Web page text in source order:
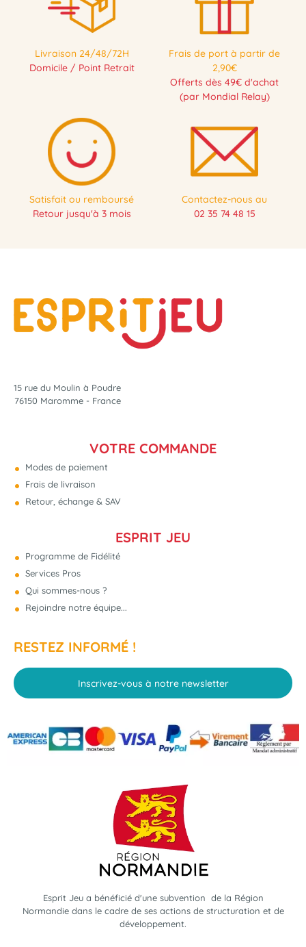
Livraison 24/48/72H
Domicile / Point Retrait
Frais de port à partir de
2,90€
Offerts dès 49€ d'achat
(par Mondial Relay)
Satisfait ou remboursé
Retour jusqu'à 3 mois
Contactez-nous au
02 35 74 48 15
15 rue du Moulin à Poudre
76150 Maromme - France
VOTRE COMMANDE
Modes de paiement
Frais de livraison
Retour, échange & SAV
ESPRIT JEU
Programme de Fidélité
Services Pros
Qui sommes-nous ?
Rejoindre notre équipe...
RESTEZ INFORMÉ !
Inscrivez-vous à notre newsletter
Esprit Jeu a bénéficié d'une subvention de la Région
Normandie dans le cadre de ses actions de structuration et de
développement.